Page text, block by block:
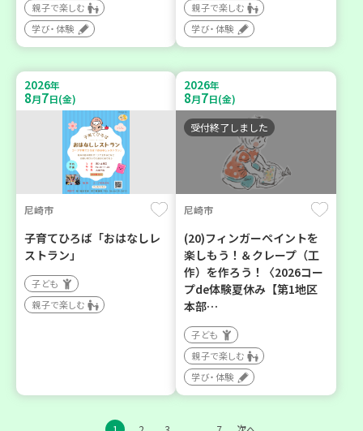
親子で楽しむ
学び・体験
親子で楽しむ
学び・体験
2026年
8月7日(金)
尼崎市
子育てひろば「おはなしレ
ストラン」
子ども
親子で楽しむ
2026年
8月7日(金)
受付終了しました
尼崎市
(20)フィンガーペイントを
楽しもう！＆クレープ（工
作）を作ろう！〈2026コー
プde体験夏休み【第1地区
本部…
子ども
親子で楽しむ
学び・体験